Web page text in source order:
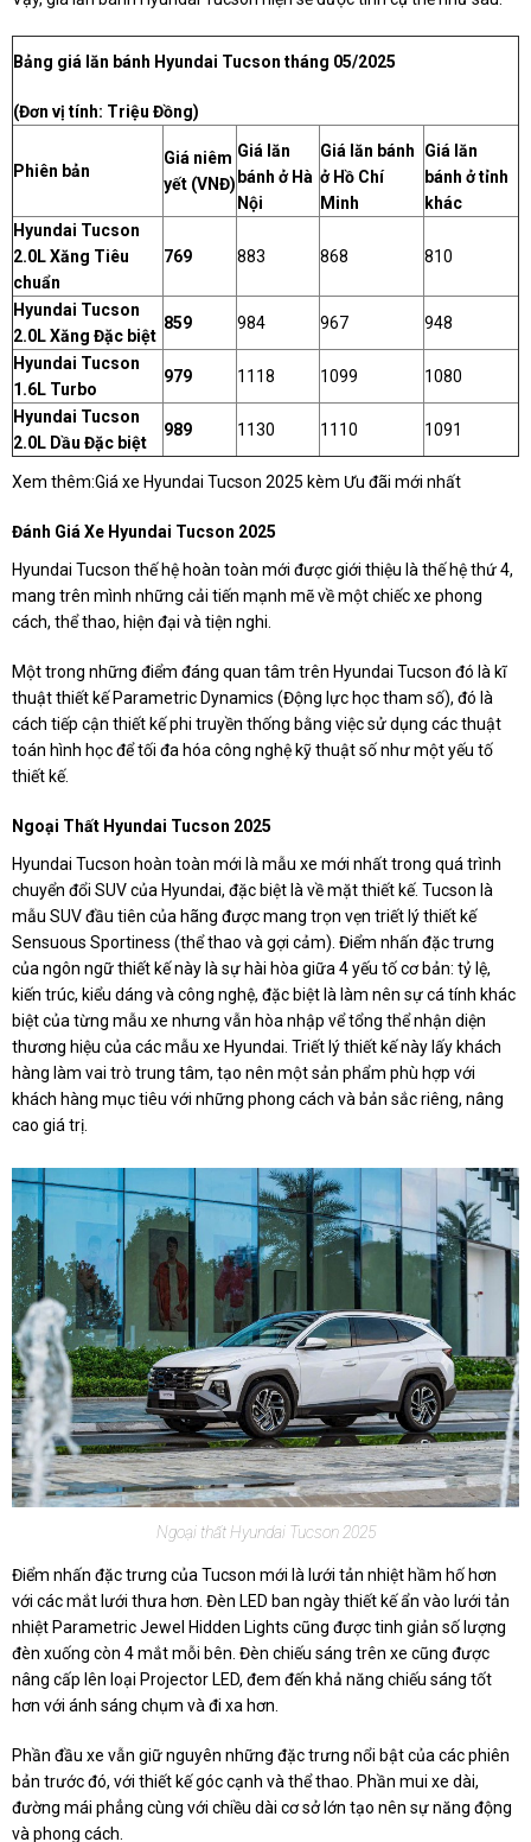
Bảng giá lăn bánh Hyundai Tucson tháng 05/2025
(Đơn vị tính: Triệu Đồng)
Phiên bản
Giá niêm
yết (VNĐ)
Giá lăn
bánh ở Hà
Nội
Giá lăn bánh
ở Hồ Chí
Minh
Giá lăn
bánh ở tỉnh
khác
Hyundai Tucson
2.0L Xăng Tiêu
chuẩn
769 883 868 810
Hyundai Tucson
2.0L Xăng Đặc biệt
859 984 967 948
Hyundai Tucson
1.6L Turbo
979 1118 1099 1080
Hyundai Tucson
2.0L Dầu Đặc biệt
989 1130 1110 1091
Xem thêm:Giá xe Hyundai Tucson 2025 kèm Ưu đãi mới nhất
Đánh Giá Xe Hyundai Tucson 2025
Hyundai Tucson thế hệ hoàn toàn mới được giới thiệu là thế hệ thứ 4,
mang trên mình những cải tiến mạnh mẽ về một chiếc xe phong
cách, thể thao, hiện đại và tiện nghi.
Một trong những điểm đáng quan tâm trên Hyundai Tucson đó là kĩ
thuật thiết kế Parametric Dynamics (Động lực học tham số), đó là
cách tiếp cận thiết kế phi truyền thống bằng việc sử dụng các thuật
toán hình học để tối đa hóa công nghệ kỹ thuật số như một yếu tố
thiết kế.
Ngoại Thất Hyundai Tucson 2025
Hyundai Tucson hoàn toàn mới là mẫu xe mới nhất trong quá trình
chuyển đổi SUV của Hyundai, đặc biệt là về mặt thiết kế. Tucson là
mẫu SUV đầu tiên của hãng được mang trọn vẹn triết lý thiết kế
Sensuous Sportiness (thể thao và gợi cảm). Điểm nhấn đặc trưng
của ngôn ngữ thiết kế này là sự hài hòa giữa 4 yếu tố cơ bản: tỷ lệ,
kiến trúc, kiểu dáng và công nghệ, đặc biệt là làm nên sự cá tính khác
biệt của từng mẫu xe nhưng vẫn hòa nhập vể tổng thể nhận diện
thương hiệu của các mẫu xe Hyundai. Triết lý thiết kế này lấy khách
hàng làm vai trò trung tâm, tạo nên một sản phẩm phù hợp với
khách hàng mục tiêu với những phong cách và bản sắc riêng, nâng
cao giá trị.
Ngoại thất Hyundai Tucson 2025
Điểm nhấn đặc trưng của Tucson mới là lưới tản nhiệt hầm hố hơn
với các mắt lưới thưa hơn. Đèn LED ban ngày thiết kế ẩn vào lưới tản
nhiệt Parametric Jewel Hidden Lights cũng được tinh giản số lượng
đèn xuống còn 4 mắt mỗi bên. Đèn chiếu sáng trên xe cũng được
nâng cấp lên loại Projector LED, đem đến khả năng chiếu sáng tốt
hơn với ánh sáng chụm và đi xa hơn.
Phần đầu xe vẫn giữ nguyên những đặc trưng nổi bật của các phiên
bản trước đó, với thiết kế góc cạnh và thể thao. Phần mui xe dài,
đường mái phẳng cùng với chiều dài cơ sở lớn tạo nên sự năng động
và phong cách.